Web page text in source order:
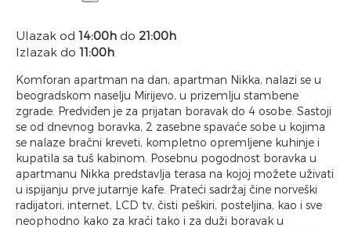
Ulazak od 14:00h do 21:00h
Izlazak do 11:00h
Komforan apartman na dan, apartman Nikka, nalazi se u
beogradskom naselju Mirijevo, u prizemlju stambene
zgrade. Predviđen je za prijatan boravak do 4 osobe. Sastoji
se od dnevnog boravka, 2 zasebne spavaće sobe u kojima
se nalaze bračni kreveti, kompletno opremljene kuhinje i
kupatila sa tuš kabinom. Posebnu pogodnost boravka u
apartmanu Nikka predstavlja terasa na kojoj možete uživati
u ispijanju prve jutarnje kafe. Prateći sadržaj čine norveški
radijatori, internet, LCD tv, čisti peškiri, posteljina, kao i sve
neophodno kako za kraći tako i za duži boravak u